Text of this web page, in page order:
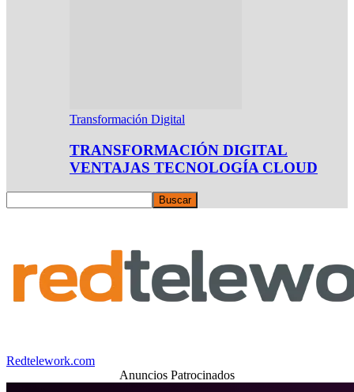
Transformación Digital
TRANSFORMACIÓN DIGITAL
VENTAJAS TECNOLOGÍA CLOUD
Redtelework.com
Anuncios Patrocinados